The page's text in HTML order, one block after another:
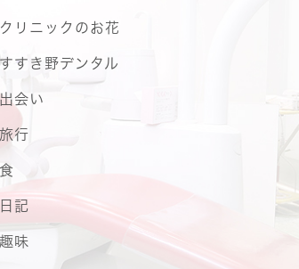
クリニックのお花
すすき野デンタル
出会い
旅行
食
日記
趣味